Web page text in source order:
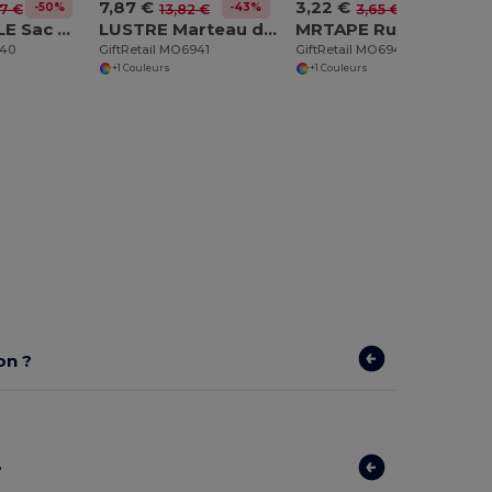
€ -50%
JAYA DUFFLE Sac de sport Tarpaulin 50C
7,87 € 13,82 € -43%
LUSTRE Marteau d'urgence 3 en 1
GiftRetail MO6941
+1 Couleurs
3,22 € 3,65 €
GiftRetail MO6942
+1 Couleurs
?